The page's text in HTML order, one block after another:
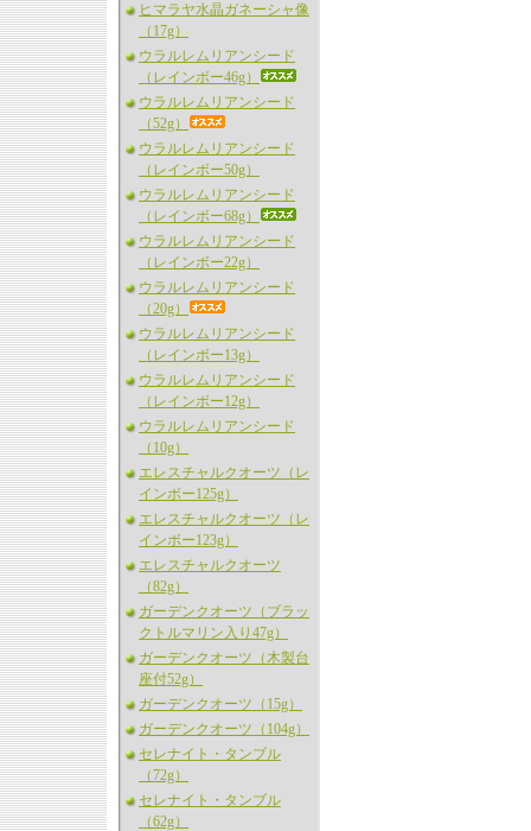
ヒマラヤ水晶ガネーシャ像
（17g）
ウラルレムリアンシード
（レインボー46g）
ウラルレムリアンシード
（52g）
ウラルレムリアンシード
（レインボー50g）
ウラルレムリアンシード
（レインボー68g）
ウラルレムリアンシード
（レインボー22g）
ウラルレムリアンシード
（20g）
ウラルレムリアンシード
（レインボー13g）
ウラルレムリアンシード
（レインボー12g）
ウラルレムリアンシード
（10g）
エレスチャルクオーツ（レ
インボー125g）
エレスチャルクオーツ（レ
インボー123g）
エレスチャルクオーツ
（82g）
ガーデンクオーツ（ブラッ
クトルマリン入り47g）
ガーデンクオーツ（木製台
座付52g）
ガーデンクオーツ（15g）
ガーデンクオーツ（104g）
セレナイト・タンブル
（72g）
セレナイト・タンブル
（62g）